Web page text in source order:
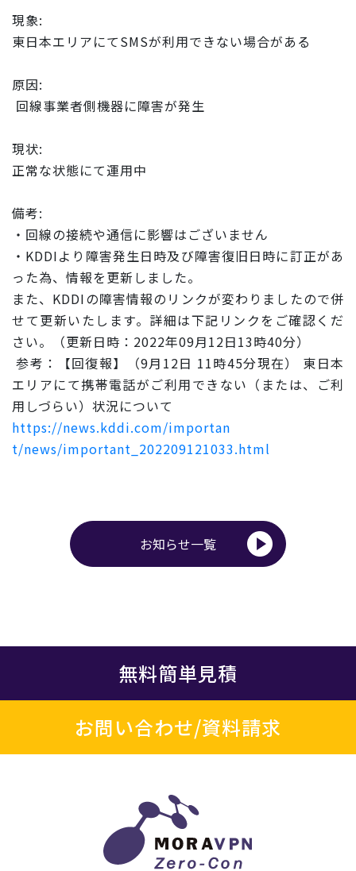
現象:
東日本エリアにてSMSが利用できない場合がある
原因:
回線事業者側機器に障害が発生
現状:
正常な状態にて運用中
備考:
・回線の接続や通信に影響はございません
・KDDIより障害発生日時及び障害復旧日時に訂正があ
った為、 情報を更新しました。
また、KDDIの障害情報のリンクが変わりましたので併
せて更新いたします。詳細は下記リンクをご確認くだ
さい。（更新日時：2022年09月12日13時40分）
参考：【回復報】（9月12日 11時45分現在） 東日本
エリアにて携帯電話がご利用できない（または、ご利
用しづらい）状況について
https://news.kddi.com/importan
t/news/important_202209121033.html
お知らせ一覧
無料簡単見積
お問い合わせ/資料請求